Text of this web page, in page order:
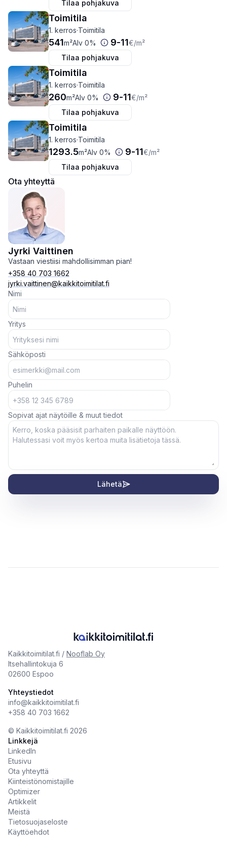
Tilaa pohjakuva
Toimitila
1. kerros·Toimitila
541m²Alv 0% 9-11€/m²
Tilaa pohjakuva
Toimitila
1. kerros·Toimitila
260m²Alv 0% 9-11€/m²
Tilaa pohjakuva
Toimitila
1. kerros·Toimitila
1293.5m²Alv 0% 9-11€/m²
Tilaa pohjakuva
Ota yhteyttä
Jyrki Vaittinen
Vastaan viestiisi mahdollisimman pian!
+358 40 703 1662
jyrki.vaittinen@kaikkitoimitilat.fi
Nimi
Yritys
Sähköposti
Puhelin
Sopivat ajat näytöille & muut tiedot
Lähetä
Kaikkitoimitilat.fi / Nooflab Oy
Itsehallintokuja 6
02600 Espoo
Yhteystiedot
info@kaikkitoimitilat.fi
+358 40 703 1662
©️ Kaikkitoimitilat.fi 2026
Linkkejä
LinkedIn
Etusivu
Ota yhteyttä
Kiinteistönomistajille
Optimizer
Artikkelit
Meistä
Tietosuojaseloste
Käyttöehdot